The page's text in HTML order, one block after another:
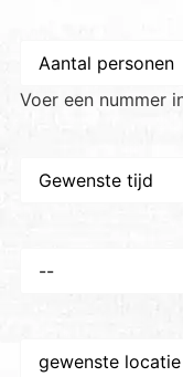
personen *
Voer een nummer
tijd
plaats/locatie*